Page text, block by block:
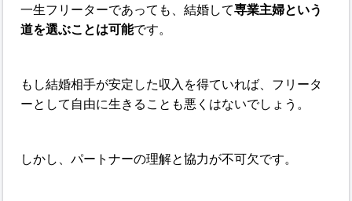
一生フリーターであっても、結婚して専業主婦という
道を選ぶことは可能です。
もし結婚相手が安定した収入を得ていれば、フリータ
ーとして自由に生きることも悪くはないでしょう。
しかし、パートナーの理解と協力が不可欠です。